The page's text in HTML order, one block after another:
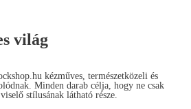
világ
kézműves, természetközeli és
Minden darab célja, hogy ne csak
stílusának látható része.